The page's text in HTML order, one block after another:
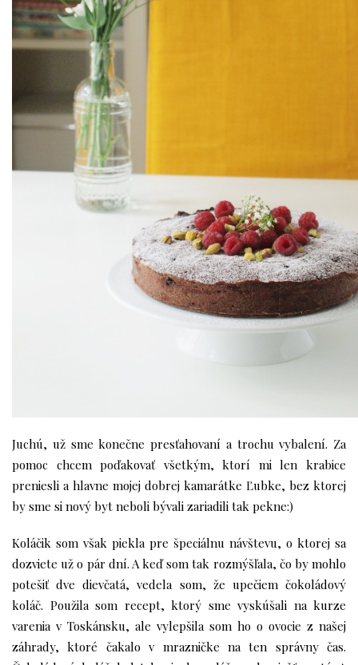
Juchú, už sme konečne presťahovaní a trochu vybalení. Za
pomoc chcem poďakovať všetkým, ktorí mi len krabice
preniesli a hlavne mojej dobrej kamarátke Ľubke, bez ktorej
by sme si nový byt neboli bývali zariadili tak pekne:)
Koláčik som však piekla pre špeciálnu návštevu, o ktorej sa
dozviete už o pár dní. A keď som tak rozmýšľala, čo by mohlo
potešiť dve dievčatá, vedela som, že upečiem čokoládový
koláč. Použila som recept, ktorý sme vyskúšali na kurze
varenia v Toskánsku, ale vylepšila som ho o ovocie z našej
záhrady, ktoré čakalo v mrazničke na ten správny čas.